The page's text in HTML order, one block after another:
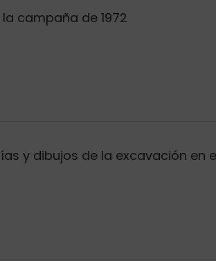
campaña de 1972
y dibujos de la excavación en